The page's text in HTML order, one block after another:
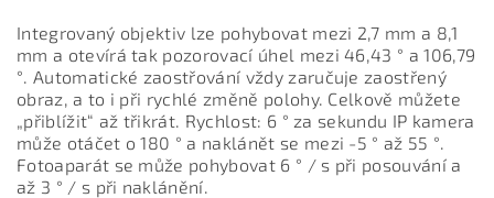
Integrovaný objektiv lze pohybovat mezi 2,7 mm a 8,1
mm a otevírá tak pozorovací úhel mezi 46,43 ° a 106,79
°. Automatické zaostřování vždy zaručuje zaostřený
obraz, a to i při rychlé změně polohy. Celkově můžete
„přiblížit“ až třikrát. Rychlost: 6 ° za sekundu IP kamera
může otáčet o 180 ° a naklánět se mezi -5 ° až 55 °.
Fotoaparát se může pohybovat 6 ° / s při posouvání a
až 3 ° / s při naklánění.